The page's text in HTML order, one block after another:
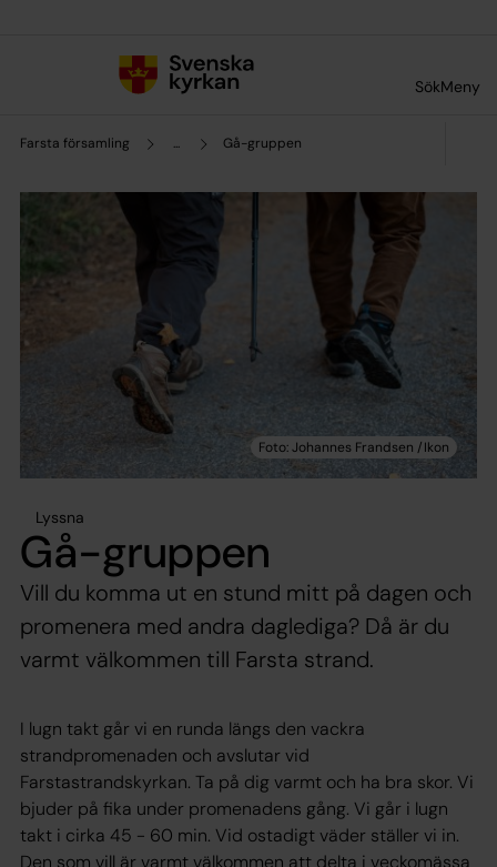
SökMeny
Farsta församling ... Gå-gruppen
Lyssna
Gå-gruppen
Vill du komma ut en stund mitt på dagen och
promenera med andra daglediga? Då är du
varmt välkommen till Farsta strand.
I lugn takt går vi en runda längs den vackra
strandpromenaden och avslutar vid
Farstastrandskyrkan. Ta på dig varmt och ha bra skor. Vi
bjuder på fika under promenadens gång. Vi går i lugn
takt i cirka 45 - 60 min. Vid ostadigt väder ställer vi in.
Den som vill är varmt välkommen att delta i veckomässa